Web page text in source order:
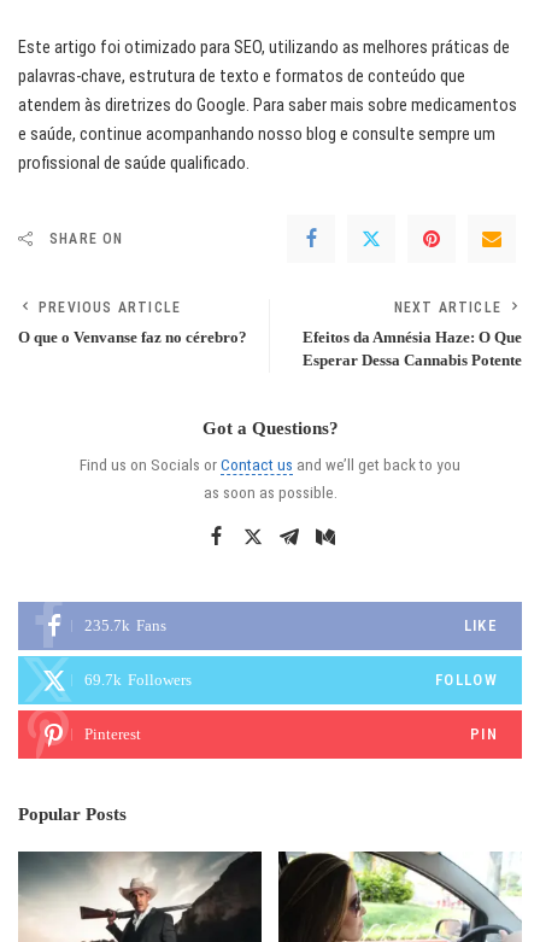
Este artigo foi otimizado para SEO, utilizando as melhores práticas de
palavras-chave, estrutura de texto e formatos de conteúdo que
atendem às diretrizes do Google. Para saber mais sobre medicamentos
e saúde, continue acompanhando nosso blog e consulte sempre um
profissional de saúde qualificado.
SHARE ON
PREVIOUS ARTICLE
O que o Venvanse faz no cérebro?
NEXT ARTICLE
Efeitos da Amnésia Haze: O Que
Esperar Dessa Cannabis Potente
Got a Questions?
Find us on Socials orContact us and we’ll get back to you
as soon as possible.
235.7k Fans LIKE
69.7k Followers FOLLOW
Pinterest PIN
Popular Posts